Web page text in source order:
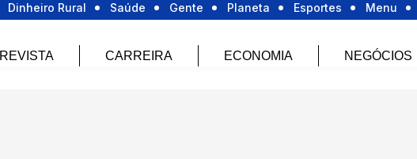
Dinheiro Rural Saúde Gente Planeta Esportes Menu
REVISTA CARREIRA ECONOMIA NEGÓCIOS